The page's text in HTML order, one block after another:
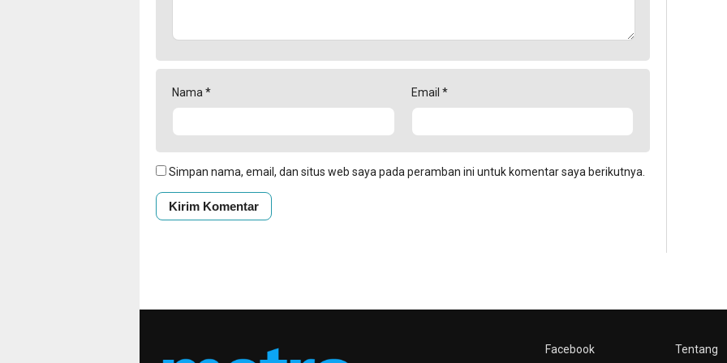
Nama * Email *
Simpan nama, email, dan situs web saya pada peramban ini untuk komentar saya berikutnya.
Facebook Tentang